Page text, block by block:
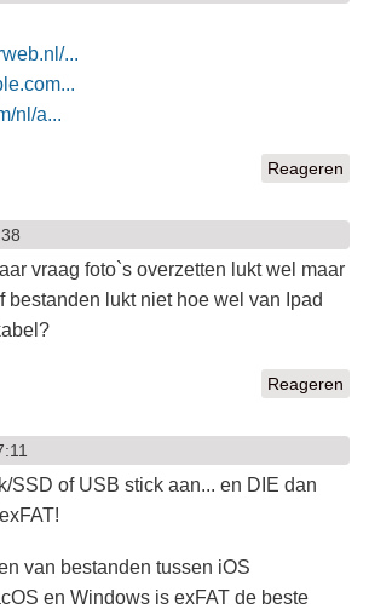
...
nl/a...
Reageren
vraag foto`s overzetten lukt wel maar
bestanden lukt niet hoe wel van Ipad
Reageren
SSD of USB stick aan... en DIE dan
van bestanden tussen iOS
en Windows is exFAT de beste